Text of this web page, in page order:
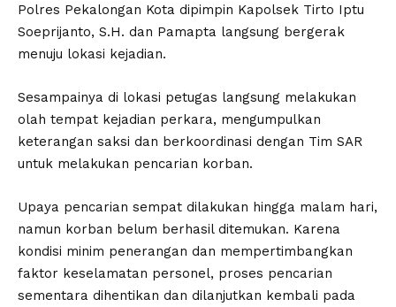
Polres Pekalongan Kota dipimpin Kapolsek Tirto Iptu
Soeprijanto, S.H. dan Pamapta langsung bergerak
menuju lokasi kejadian.
Sesampainya di lokasi petugas langsung melakukan
olah tempat kejadian perkara, mengumpulkan
keterangan saksi dan berkoordinasi dengan Tim SAR
untuk melakukan pencarian korban.
Upaya pencarian sempat dilakukan hingga malam hari,
namun korban belum berhasil ditemukan. Karena
kondisi minim penerangan dan mempertimbangkan
faktor keselamatan personel, proses pencarian
sementara dihentikan dan dilanjutkan kembali pada